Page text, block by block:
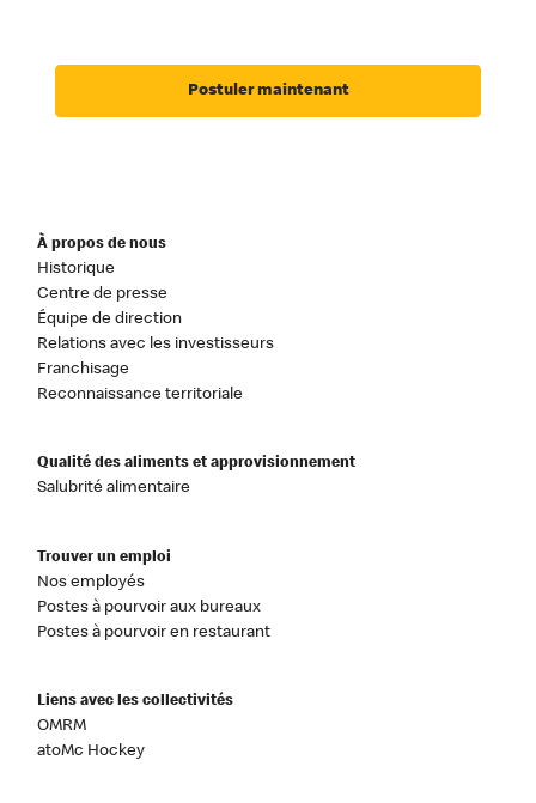
Postuler maintenant
À propos de nous
Historique
Centre de presse
Équipe de direction
Relations avec les investisseurs
Franchisage
Reconnaissance territoriale
Qualité des aliments et approvisionnement
Salubrité alimentaire
Trouver un emploi
Nos employés
Postes à pourvoir aux bureaux
Postes à pourvoir en restaurant
Liens avec les collectivités
OMRM
atoMc Hockey